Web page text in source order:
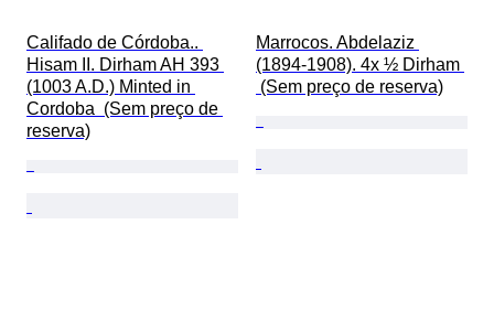
Califado de Córdoba..
Hisam II. Dirham AH 393
(1003 A.D.) Minted in
Cordoba  (Sem preço de
reserva)
Marrocos. Abdelaziz
(1894-1908). 4x ½ Dirham
(Sem preço de reserva)